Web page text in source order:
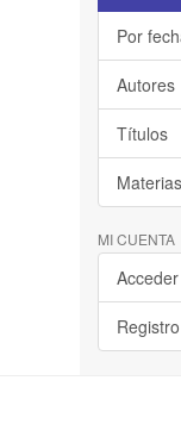
Por
Autores
Títulos
Materias
MI CUENTA
Acceder
Registro